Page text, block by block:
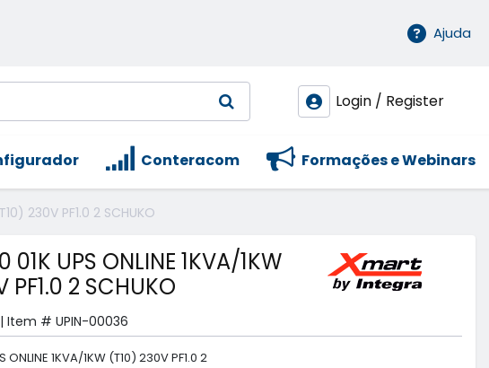
Ajuda
Login / Register
Formações e Webinars
Conteracom
230V PF1.0 2 SCHUKO
01K UPS ONLINE 1KVA/1KW
PF1.0 2 SCHUKO
| Item # UPIN-00036
ONLINE 1KVA/1KW (T10) 230V PF1.0 2